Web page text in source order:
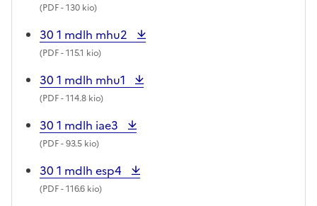
(PDF- 130 kio)
30 1 mdlh mhu2
(PDF- 115.1 kio)
30 1 mdlh mhu1
(PDF- 114.8 kio)
30 1 mdlh iae3
(PDF- 93.5 kio)
30 1 mdlh esp4
(PDF- 116.6 kio)